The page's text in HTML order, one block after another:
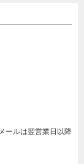
ールは翌営業日以降